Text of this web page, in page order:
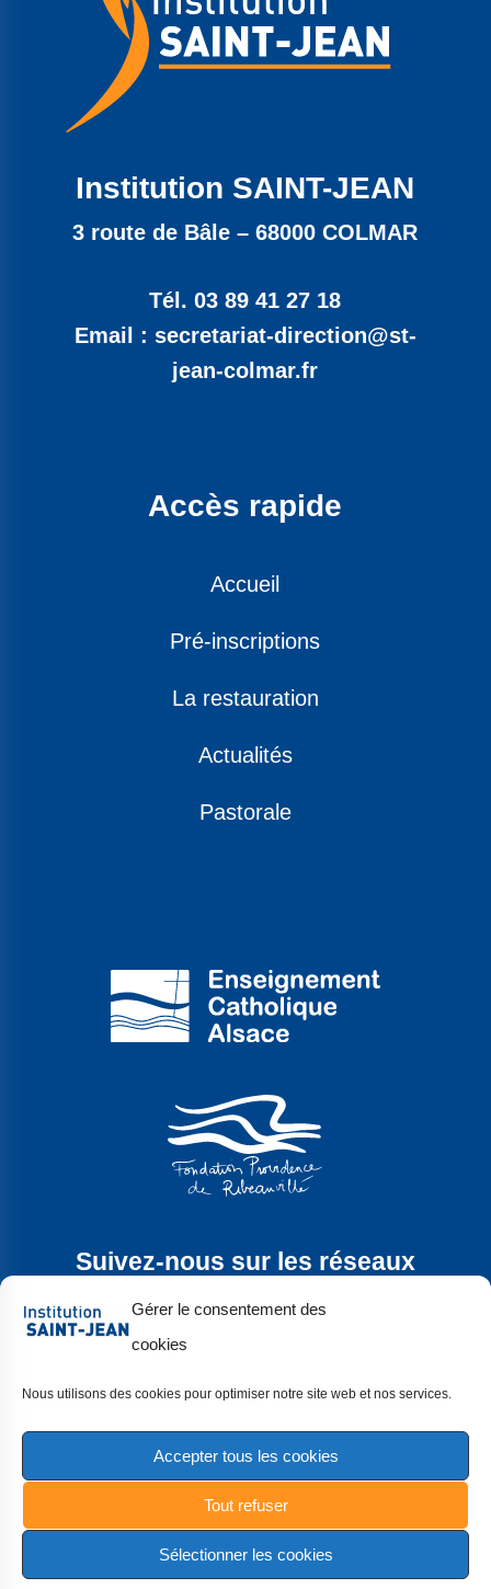
Gérer le consentement des
cookies
Nous utilisons des cookies pour optimiser notre site web et nos services.
Accepter tous les cookies
Tout refuser
Sélectionner les cookies
Institution SAINT-JEAN
3 route de Bâle – 68000 COLMAR
Tél. 03 89 41 27 18
Email : secretariat-direction@st-
jean-colmar.fr
Accès rapide
Accueil
Pré-inscriptions
La restauration
Actualités
Pastorale
Suivez-nous sur les réseaux
Copyright 2024 |Mentions légales|
Politique de confidentialité|Politique des cookies
Réalisation :Studio Cré&lia&La Dame du Web